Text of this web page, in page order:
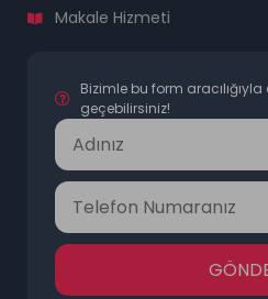
Makale Hizmeti
Bizimle bu form aracılığıyla
geçebilirsiniz!